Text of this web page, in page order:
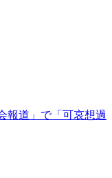
道」で「可哀想過